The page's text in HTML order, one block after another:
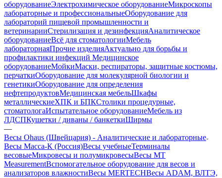
оборудованиеЭлектрохимическое оборудованиеМикроскопы
лабораторные и профессиональныеОборудование для
лабораторий пищевой промышленности и
ветеринарииСтерилизация и дезинфекцияАналитическое
оборудованиеВсё для стоматологииМебель
лабораторнаяПрочие изделияАктуально для борьбы и
профилактики инфекций Медицинское
оборудованиеМойкиМаски, респираторы, защитные костюмы,
перчаткиОборудование для молекулярной биологии и
генетикиОборудование для определения
нефтепродуктовМедицинская мебельШкафы
металлическиеХПК и БПКСтолики процедурные,
стоматологаИспытательное оборудованиеМебель из
ЛДСПКушетки / диваны / банкеткиШирмы
—
Весы Ohaus (Швейцария) - Аналитические и лабораторные
Весы Масса-К (Россия)Весы учебныеТерминалы
весовыеМикровесы и полумикровесыВесы MT
MeasurementВспомогательное оборудование для весов и
анализаторов влажностиВесы MERTECHВесы ADAM, ВЛТЭ,